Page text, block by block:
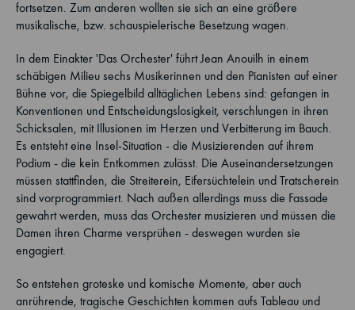
fortsetzen. Zum anderen wollten sie sich an eine größere
musikalische, bzw. schauspielerische Besetzung wagen.
In dem Einakter 'Das Orchester' führt Jean Anouilh in einem
schäbigen Milieu sechs Musikerinnen und den Pianisten auf einer
Bühne vor, die Spiegelbild alltäglichen Lebens sind: gefangen in
Konventionen und Entscheidungslosigkeit, verschlungen in ihren
Schicksalen, mit Illusionen im Herzen und Verbitterung im Bauch.
Es entsteht eine Insel-Situation - die Musizierenden auf ihrem
Podium - die kein Entkommen zulässt. Die Auseinandersetzungen
müssen stattfinden, die Streiterein, Eifersüchtelein und Tratscherein
sind vorprogrammiert. Nach außen allerdings muss die Fassade
gewahrt werden, muss das Orchester musizieren und müssen die
Damen ihren Charme versprühen - deswegen wurden sie
engagiert.
So entstehen groteske und komische Momente, aber auch
anrührende, tragische Geschichten kommen aufs Tableau und